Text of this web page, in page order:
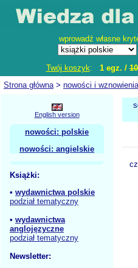
wprowadź własne
Twój koszyk: 1 egz. /
Strona główna> nowości i
English version
nowości: polskie
nowości: angielskie
Książki:
• wydawnictwa polskie
podział tematyczny
• wydawnictwa
anglojęzyczne
podział tematyczny
Newsletter: